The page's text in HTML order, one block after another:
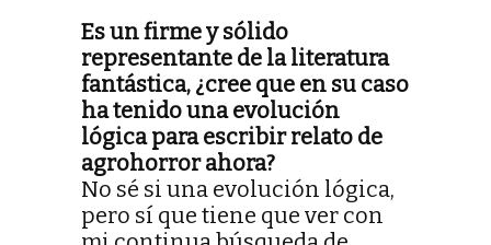
Es un firme y sólido
representante de la literatura
fantástica, ¿cree que en su caso
ha tenido una evolución
lógica para escribir relato de
agrohorror ahora?
No sé si una evolución lógica,
pero sí que tiene que ver con